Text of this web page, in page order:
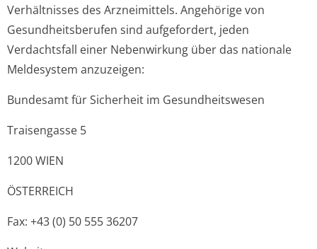
Verhältnisses des Arzneimittels. Angehörige von
Gesundheitsberufen sind aufgefordert, jeden
Verdachtsfall einer Nebenwirkung über das nationale
Meldesystem anzuzeigen:
Bundesamt für Sicherheit im Gesundheitswesen
Traisengasse 5
1200 WIEN
ÖSTERREICH
Fax: +43 (0) 50 555 36207